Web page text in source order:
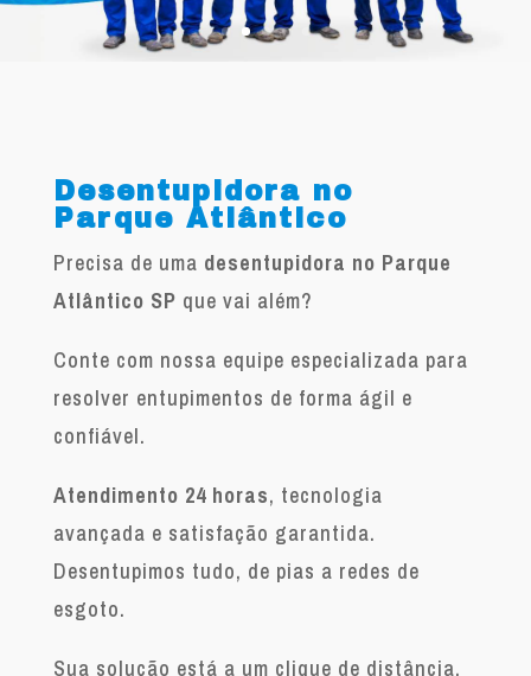
Desentupidora no
Parque Atlântico
Precisa de uma desentupidora no Parque
Atlântico SP que vai além?
Conte com nossa equipe especializada para
resolver entupimentos de forma ágil e
confiável.
Atendimento 24 horas, tecnologia
avançada e satisfação garantida.
Desentupimos tudo, de pias a redes de
esgoto.
Sua solução está a um clique de distância.